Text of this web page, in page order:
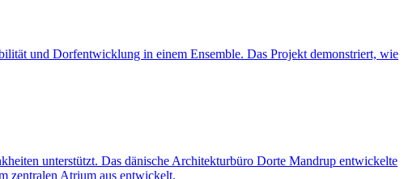
und Dorfentwicklung in einem Ensemble. Das Projekt demonstriert, wie
unterstützt. Das dänische Architekturbüro Dorte Mandrup entwickelte
zentralen Atrium aus entwickelt.